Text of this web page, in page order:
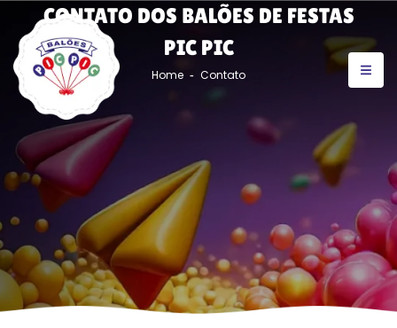
CONTATO DOS BALÕES DE FESTAS
PIC PIC
Home Contato